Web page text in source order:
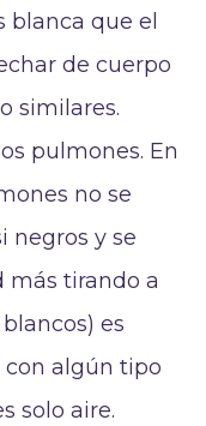
que el
de cuerpo
similares.
pulmones. En
no se
negros y se
más tirando a
es
con algún tipo
solo aire.